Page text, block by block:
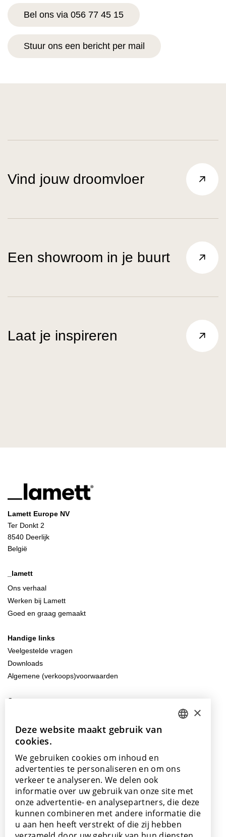
Bel ons via 056 77 45 15
Stuur ons een bericht per mail
Vind jouw droomvloer
Een showroom in je buurt
Laat je inspireren
Lamett Europe NV
Ter Donkt 2
8540 Deerlijk
België
_lamett
Ons verhaal
Werken bij Lamett
Goed en graag gemaakt
Handige links
Veelgestelde vragen
Downloads
Algemene (verkoops)voorwaarden
Contacteer ons
+32 56 77 45 15
Onze showroom
Onze verkooppunten
Met de steun van
GERMAN
SPANISH
×
Deze website maakt gebruik van
cookies.
We gebruiken cookies om inhoud en
advertenties te personaliseren en om ons
verkeer te analyseren. We delen ook
informatie over uw gebruik van onze site met
onze advertentie- en analysepartners, die deze
kunnen combineren met andere informatie die
u aan hen heeft verstrekt of die zij hebben